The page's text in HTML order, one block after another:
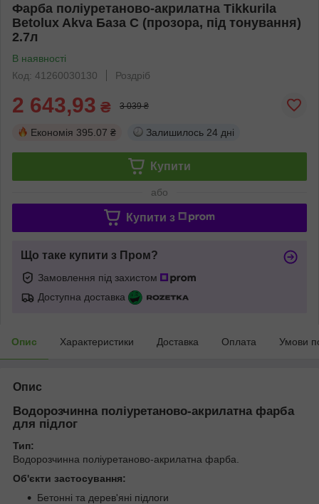
Фарба поліуретаново-акрилатна Tikkurila
Betolux Akva База С (прозора, під тонування)
2.7л
В наявності
Код: 41260030130
Роздріб
2 643,93 ₴ 3 039 ₴
Економія 395.07 ₴ Залишилось 24 дні
Купити
або
Купити з
Що таке купити з Пром?
Замовлення під захистом
Доступна доставка
Опис Характеристики Доставка Оплата Умови
Опис
Водорозчинна поліуретаново-акрилатна фарба
для підлог
Тип:
Водорозчинна поліуретаново-акрилатна фарба.
Об'єкти застосування:
Бетонні та дерев'яні підлоги